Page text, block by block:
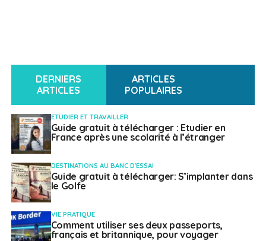
DERNIERS
ARTICLES
ARTICLES
POPULAIRES
ETUDIER ET TRAVAILLER
Guide gratuit à télécharger : Etudier en
France après une scolarité à l’étranger
DESTINATIONS AU BANC D'ESSAI
Guide gratuit à télécharger: S’implanter dans
le Golfe
VIE PRATIQUE
Comment utiliser ses deux passeports,
français et britannique, pour voyager